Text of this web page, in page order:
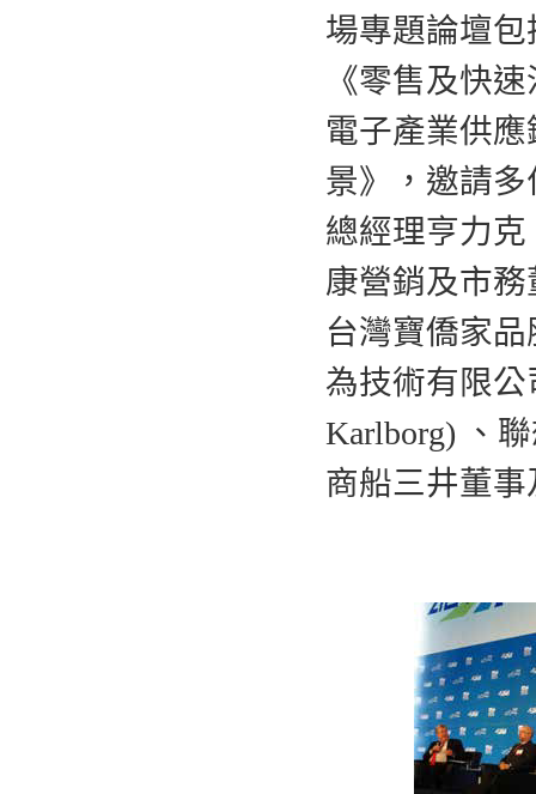
場專題論壇
《零售及快
電子產業供
景》，邀請
總經理亨力
康營銷及市
台灣寶僑家
為技術有限
Karlborg) 、
商船三井董